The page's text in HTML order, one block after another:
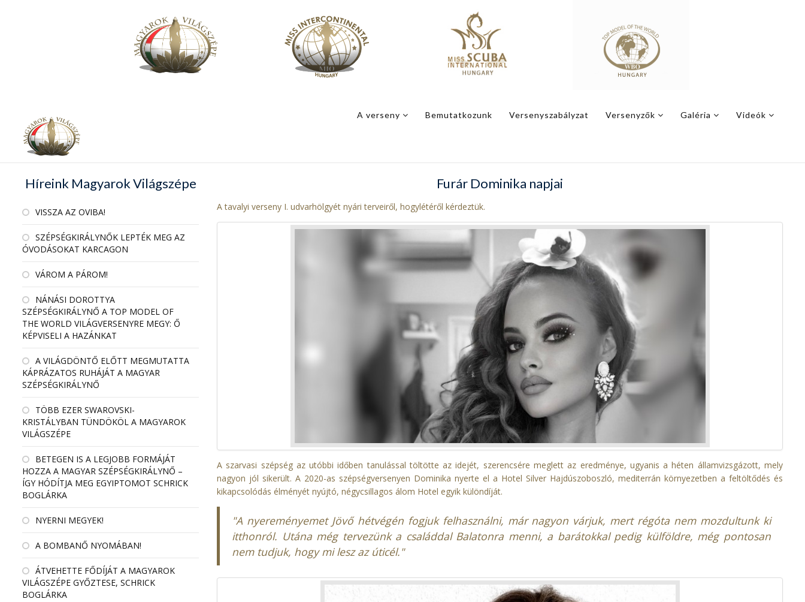
A verseny Bemutatkozunk Versenyszabályzat Versenyzők Galéria Videók
Híreink Magyarok Világszépe
VISSZA AZ OVIBA!
SZÉPSÉGKIRÁLYNŐK LEPTÉK MEG AZ
ÓVODÁSOKAT KARCAGON
VÁROM A PÁROM!
NÁNÁSI DOROTTYA
SZÉPSÉGKIRÁLYNŐ A TOP MODEL OF
THE WORLD VILÁGVERSENYRE MEGY: Ő
KÉPVISELI A HAZÁNKAT
A VILÁGDÖNTŐ ELŐTT MEGMUTATTA
KÁPRÁZATOS RUHÁJÁT A MAGYAR
SZÉPSÉGKIRÁLYNŐ
TÖBB EZER SWAROVSKI-
KRISTÁLYBAN TÜNDÖKÖL A MAGYAROK
VILÁGSZÉPE
BETEGEN IS A LEGJOBB FORMÁJÁT
HOZZA A MAGYAR SZÉPSÉGKIRÁLYNŐ –
ÍGY HÓDÍTJA MEG EGYIPTOMOT SCHRICK
BOGLÁRKA
NYERNI MEGYEK!
A BOMBANŐ NYOMÁBAN!
ÁTVEHETTE FŐDÍJÁT A MAGYAROK
VILÁGSZÉPE GYŐZTESE, SCHRICK
BOGLÁRKA
Furár Dominika napjai
A tavalyi verseny I. udvarhölgyét nyári terveiről, hogylétéről kérdeztük.
A szarvasi szépség az utóbbi időben tanulással töltötte az idejét, szerencsére meglett az eredménye, ugyanis a héten államvizsgázott, mely
nagyon jól sikerült. A 2020-as szépségversenyen Dominika nyerte el a Hotel Silver Hajdúszoboszló, mediterrán környezetben a feltöltődés és
kikapcsolódás élményét nyújtó, négycsillagos álom Hotel egyik különdíját.
"A nyereményemet Jövő hétvégén fogjuk felhasználni, már nagyon várjuk, mert régóta nem mozdultunk ki
itthonról. Utána még tervezünk a családdal Balatonra menni, a barátokkal pedig külföldre, még pontosan
nem tudjuk, hogy mi lesz az úticél."